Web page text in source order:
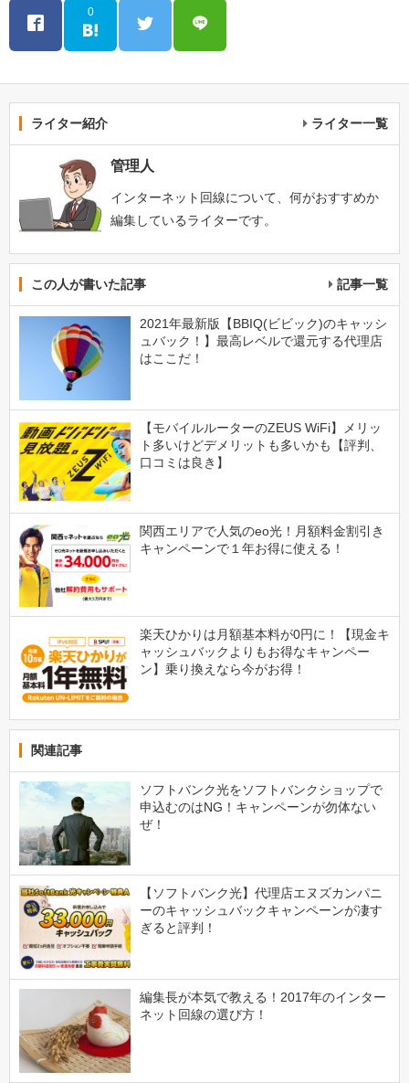
0
ライター紹介 ライター一覧
管理人
インターネット回線について、何がおすすめか
編集しているライターです。
この人が書いた記事 記事一覧
2021年最新版【BBIQ(ビビック)のキャッシ
ュバック！】最高レベルで還元する代理店
はここだ！
【モバイルルーターのZEUS WiFi】メリッ
ト多いけどデメリットも多いかも【評判、
口コミは良き】
関西エリアで人気のeo光！月額料金割引き
キャンペーンで１年お得に使える！
楽天ひかりは月額基本料が0円に！【現金キ
ャッシュバックよりもお得なキャンペー
ン】乗り換えなら今がお得！
関連記事
ソフトバンク光をソフトバンクショップで
申込むのはNG！キャンペーンが勿体ない
ぜ！
【ソフトバンク光】代理店エヌズカンパニ
ーのキャッシュバックキャンペーンが凄す
ぎると評判！
編集長が本気で教える！2017年のインター
ネット回線の選び方！